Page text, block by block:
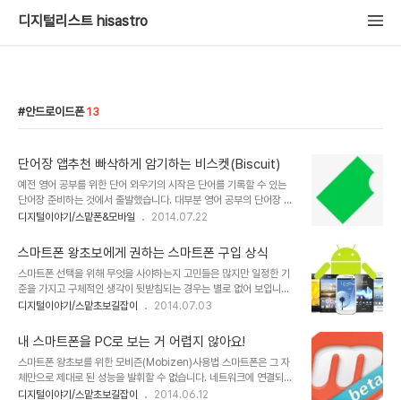
디지털리스트 hisastro
안드로이드폰 13
단어장 앱추천 빠삭하게 암기하는 비스켓(Biscuit)
예전 영어 공부를 위한 단어 외우기의 시작은 단어를 기록할 수 있는
단어장 준비하는 것에서 출발했습니다. 대부분 영어 공부의 단어장 만
들기는 아래 이미지와 같았을 겁니다. 이미지 출처: 공부의 신
어장 만드는 법을 보면 참 좋은 방법이란 생각을 하게 됩니다. 이미지
출처: 공부의 신 gongsin.com 하지만, 지금은 스마트 시대입니다.
스마트폰 앱 하나면 공신에서 말하는 단어장을 만들 필요도 없고, 단어
암기 역시 효과적으로 해결할 수 있습니다. 지금 소개해 드리는 앱을
활용하면 정말로 영어 단어를 외우는데 아주 큰 도움이 될 겁니다. 물
로, 앱은 기본적으로 무료이고,..
디지털이야기/스맡폰&모바일 2014.07.22
스마트폰 왕초보에게 권하는 스마트폰 구입 상식
스마트폰 선택을 위해 무엇을 사야하는지 고민들은 많지만 일정한 기
준을 가지고 구체적인 생각이 뒷받침되는 경우는 별로 없어 보입니다.
그저 막연한 불안감 처럼 그냥 괜찮은 걸 쓰면 좋겠다 정도랄까요? 하
현실의 또다른 표현일 수 있습니다. IT디지털과 관련하여 어느정도 이
해를 갖는 이들에겐 간단한 얘기일지 몰라도 그렇지 않은 분들은 누군
가 그냥 좋은 걸 골라주면 좋은 일이 스마트폰 선택일 겁니다. 그래서
스마트폰 왕초보자 분들이 스마트폰 선택을 위해 기초적으로 알아야
할 내용을 정리하고자 합니다. ※ 내용이 조금 길지만 스마트폰 왕초보
디지털이야기/스맡초보길잡이 2014.07.03
내 스마트폰을 PC로 보는 거 어렵지 않아요!
스마트폰 왕초보를 위한 모비즌(Mobizen)사용법 스마트폰은 그 자
체만으로 제대로 된 성능을 발휘할 수 없습니다. 네트워크에 연결되었
을 때 비로소 제역할을 할 수 있습니다. 결론적으로 네트워크가 연결되
디지털이야기/스맡초보길잡이 2014.06.12